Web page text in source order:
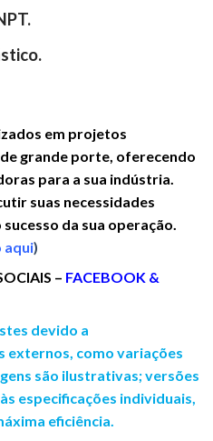
em projetos
grande porte, oferecendo
para a sua indústria.
suas necessidades
da sua operação.
aqui)
– FACEBOOK &
devido a
externos, como variações
são ilustrativas; versões
especificações individuais,
eficiência.